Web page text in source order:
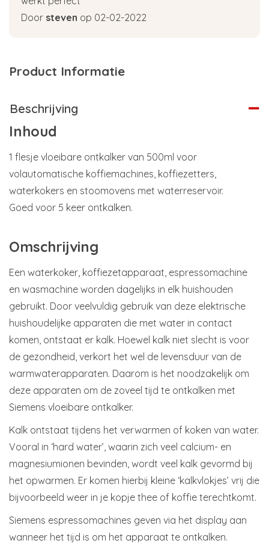
Door steven op 02-02-2022
Product Informatie
Beschrijving
Inhoud
1 flesje vloeibare ontkalker van 500ml voor
volautomatische koffiemachines, koffiezetters,
waterkokers en stoomovens met waterreservoir.
Goed voor 5 keer ontkalken.
Omschrijving
Een waterkoker, koffiezetapparaat, espressomachine
en wasmachine worden dagelijks in elk huishouden
gebruikt. Door veelvuldig gebruik van deze elektrische
huishoudelijke apparaten die met water in contact
komen, ontstaat er kalk. Hoewel kalk niet slecht is voor
de gezondheid, verkort het wel de levensduur van de
warmwaterapparaten. Daarom is het noodzakelijk om
deze apparaten om de zoveel tijd te ontkalken met
Siemens vloeibare ontkalker.
Kalk ontstaat tijdens het verwarmen of koken van water.
Vooral in ‘hard water’, waarin zich veel calcium- en
magnesiumionen bevinden, wordt veel kalk gevormd bij
het opwarmen. Er komen hierbij kleine ‘kalkvlokjes’ vrij die
bijvoorbeeld weer in je kopje thee of koffie terechtkomt.
Siemens espressomachines geven via het display aan
wanneer het tijd is om het apparaat te ontkalken.